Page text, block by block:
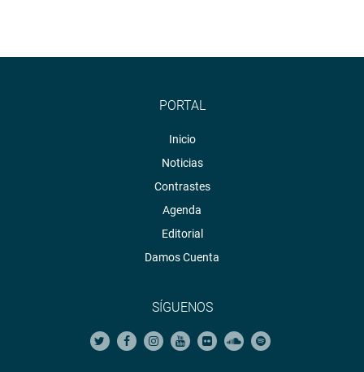
PORTAL
Inicio
Noticias
Contrastes
Agenda
Editorial
Damos Cuenta
SÍGUENOS